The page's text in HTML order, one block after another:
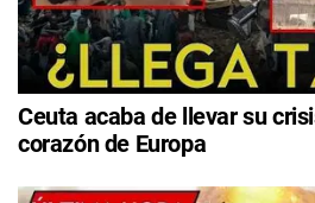
Ceuta acaba de llevar su
corazón de Europa